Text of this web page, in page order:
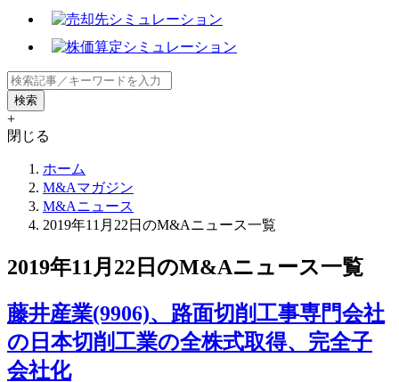
+
閉じる
ホーム
M&Aマガジン
M&Aニュース
2019年11月22日のM&Aニュース一覧
2019年11月22日のM&Aニュース一覧
藤井産業(9906)、路面切削工事専門会社
の日本切削工業の全株式取得、完全子
会社化